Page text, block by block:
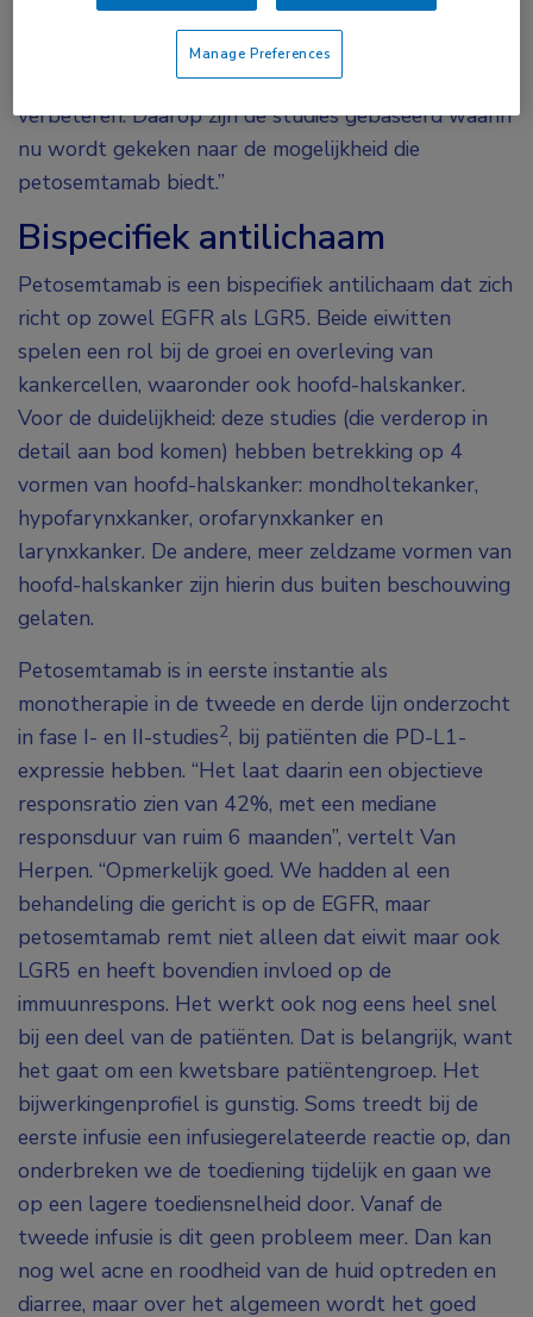
Van Herpen. “Sinds die tijd zijn we op zoek naar wat
we in de tweede en derde lijn kunnen doen en hoe
we de behandeling in de eerste lijn kunnen
verbeteren. Daarop zijn de studies gebaseerd waarin
nu wordt gekeken naar de mogelijkheid die
petosemtamab biedt.”
Bispecifiek antilichaam
Petosemtamab is een bispecifiek antilichaam dat zich
richt op zowel EGFR als LGR5. Beide eiwitten
spelen een rol bij de groei en overleving van
kankercellen, waaronder ook hoofd-halskanker.
Voor de duidelijkheid: deze studies (die verderop in
detail aan bod komen) hebben betrekking op 4
vormen van hoofd-halskanker: mondholtekanker,
hypofarynxkanker, orofarynxkanker en
larynxkanker. De andere, meer zeldzame vormen van
hoofd-halskanker zijn hierin dus buiten beschouwing
gelaten.
Petosemtamab is in eerste instantie als
monotherapie in de tweede en derde lijn onderzocht
in fase I- en II-studies2, bij patiënten die PD-L1-
expressie hebben. “Het laat daarin een objectieve
responsratio zien van 42%, met een mediane
responsduur van ruim 6 maanden”, vertelt Van
Herpen. “Opmerkelijk goed. We hadden al een
behandeling die gericht is op de EGFR, maar
petosemtamab remt niet alleen dat eiwit maar ook
LGR5 en heeft bovendien invloed op de
immuunrespons. Het werkt ook nog eens heel snel
bij een deel van de patiënten. Dat is belangrijk, want
het gaat om een kwetsbare patiëntengroep. Het
bijwerkingenprofiel is gunstig. Soms treedt bij de
eerste infusie een infusiegerelateerde reactie op, dan
onderbreken we de toediening tijdelijk en gaan we
op een lagere toediensnelheid door. Vanaf de
tweede infusie is dit geen probleem meer. Dan kan
nog wel acne en roodheid van de huid optreden en
diarree, maar over het algemeen wordt het goed
Manage Preferences